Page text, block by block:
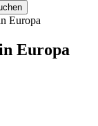
Europa
Europa